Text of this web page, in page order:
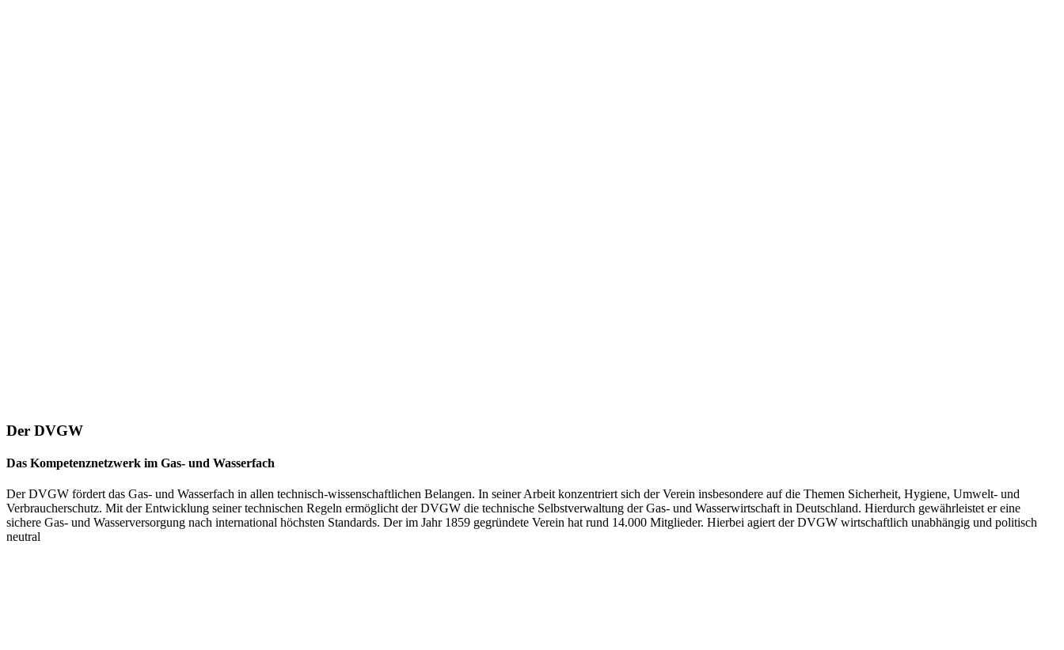
Der DVGW
Das Kompetenznetzwerk im Gas- und Wasserfach
Der DVGW fördert das Gas- und Wasserfach in allen technisch-wissenschaftlichen Belangen. In seiner Arbeit konzentriert sich der Verein insbesondere auf die Themen Sicherheit, Hygiene, Umwelt- und
Verbraucherschutz. Mit der Entwicklung seiner technischen Regeln ermöglicht der DVGW die technische Selbstverwaltung der Gas- und Wasserwirtschaft in Deutschland. Hierdurch gewährleistet er eine
sichere Gas- und Wasserversorgung nach international höchsten Standards. Der im Jahr 1859 gegründete Verein hat rund 14.000 Mitglieder. Hierbei agiert der DVGW wirtschaftlich unabhängig und politisch
neutral